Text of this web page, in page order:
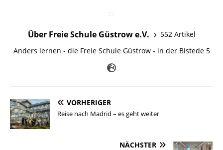
Über Freie Schule Güstrow e.V.
552 Artikel
Anders lernen - die Freie Schule Güstrow - in der Bistede 5
VORHERIGER
Reise nach Madrid – es geht weiter
NÄCHSTER